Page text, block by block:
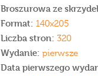
Broszurowa ze
Format: 140x205
Liczba stron: 320
Wydanie: pierwsze
Data pierwszego